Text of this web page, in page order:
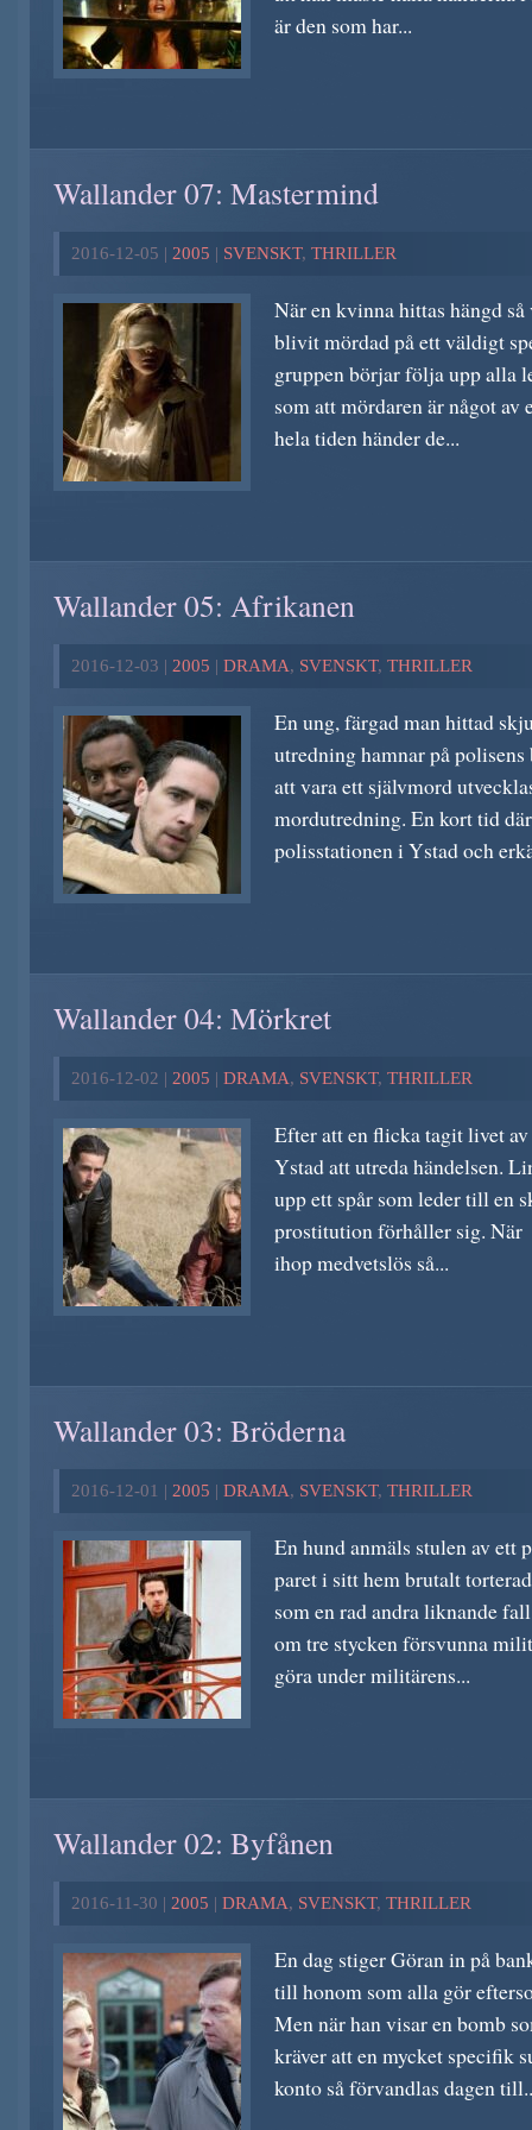
är den som har...
Wallander 07: Mastermind
2016-12-05 | 2005 | SVENSKT, THRILLER
När en kvinna hittas hängd
blivit mördad på ett väldigt
gruppen börjar följa upp alla
som att mördaren är något av
hela tiden händer de...
Wallander 05: Afrikanen
2016-12-03 | 2005 | DRAMA, SVENSKT, THRILLER
En ung, färgad man hittad
utredning hamnar på
att vara ett självmord
mordutredning. En kort tid
polisstationen i Ystad och
Wallander 04: Mörkret
2016-12-02 | 2005 | DRAMA, SVENSKT, THRILLER
Efter att en flicka tagit livet
Ystad att utreda händelsen.
upp ett spår som leder till en
prostitution förhåller sig.
ihop medvetslös så...
Wallander 03: Bröderna
2016-12-01 | 2005 | DRAMA, SVENSKT, THRILLER
En hund anmäls stulen av ett
paret i sitt hem brutalt
som en rad andra liknande
om tre stycken försvunna
göra under militärens...
Wallander 02: Byfånen
2016-11-30 | 2005 | DRAMA, SVENSKT, THRILLER
En dag stiger Göran in på
till honom som alla gör
Men när han visar en bomb
kräver att en mycket specifik
konto så förvandlas dagen